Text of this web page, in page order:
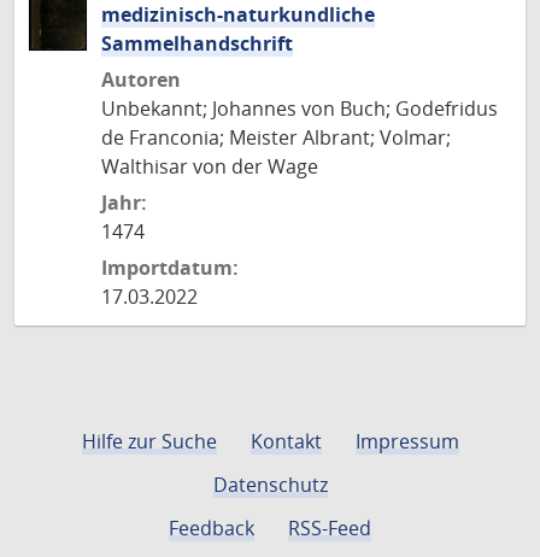
medizinisch-naturkundliche
Sammelhandschrift
Autoren
Unbekannt; Johannes von Buch; Godefridus
de Franconia; Meister Albrant; Volmar;
Walthisar von der Wage
Jahr:
1474
Importdatum:
17.03.2022
Hilfe zur Suche Kontakt
Impressum
Datenschutz
Feedback
RSS-Feed